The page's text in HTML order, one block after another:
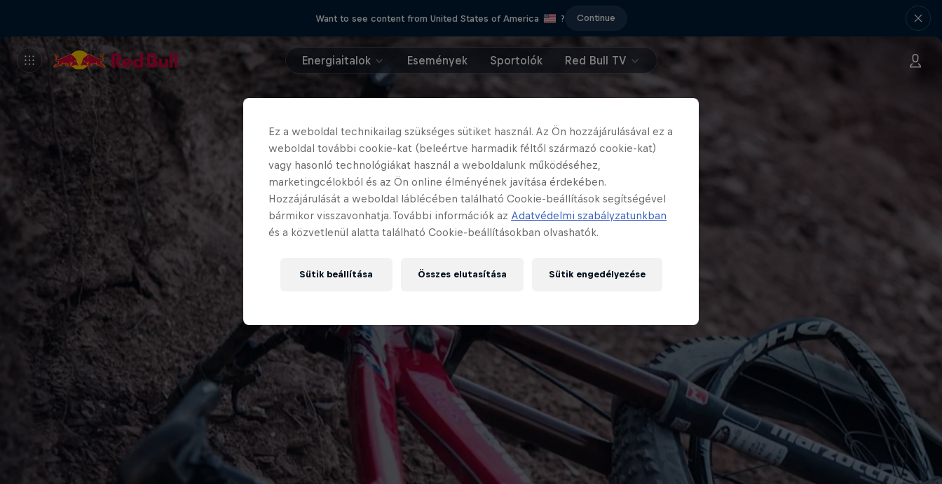
Want to see content from United States of America ? Continue
Energiaitalok Események Sportolók Red Bull TV
Ez a weboldal technikailag szükséges sütiket használ. Az Ön hozzájárulásával ez a
weboldal további cookie-kat (beleértve harmadik féltől származó cookie-kat)
vagy hasonló technológiákat használ a weboldalunk működéséhez,
marketingcélokból és az Ön online élményének javítása érdekében.
Hozzájárulását a weboldal láblécében található Cookie-beállítások segítségével
bármikor visszavonhatja. További információk az Adatvédelmi szabályzatunkban
és a közvetlenül alatta található Cookie-beállításokban olvashatók.
Sütik beállítása Összes elutasítása Sütik engedélyezése